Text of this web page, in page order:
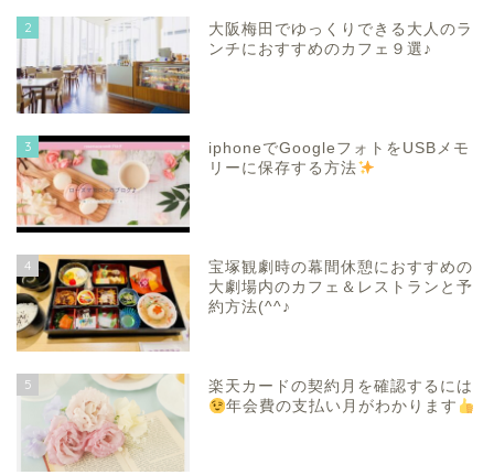
2
大阪梅田でゆっくりできる大人のラ
ンチにおすすめのカフェ９選♪
3
iphoneでGoogleフォトをUSBメモ
リーに保存する方法
4
宝塚観劇時の幕間休憩におすすめの
大劇場内のカフェ＆レストランと予
約方法(^^♪
5
楽天カードの契約月を確認するには
年会費の支払い月がわかります